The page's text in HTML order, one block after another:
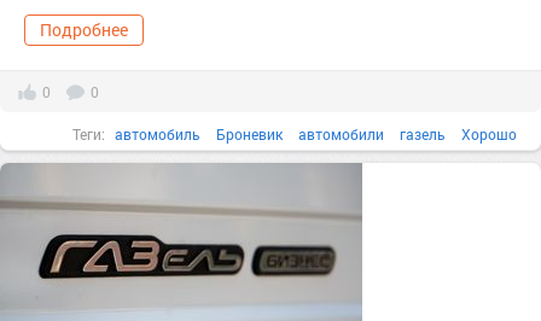
Подробнее
0 0
Теги: автомобиль Броневик автомобили газель Хорошо